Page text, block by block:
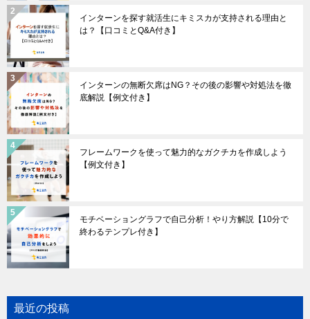
インターンを探す就活生にキミスカが支持される理由と
は？【口コミとQ&A付き】
インターンの無断欠席はNG？その後の影響や対処法を徹
底解説【例文付き】
フレームワークを使って魅力的なガクチカを作成しよう
【例文付き】
モチベーショングラフで自己分析！やり方解説【10分で
終わるテンプレ付き】
最近の投稿